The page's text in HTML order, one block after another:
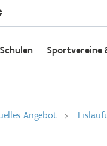
Schulen Sportvereine
Angebot